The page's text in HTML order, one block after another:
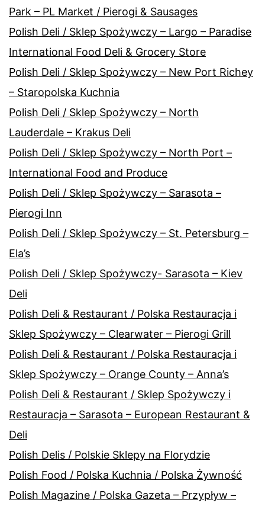
Park – PL Market / Pierogi & Sausages
Polish Deli / Sklep Spożywczy – Largo – Paradise
International Food Deli & Grocery Store
Polish Deli / Sklep Spożywczy – New Port Richey
– Staropolska Kuchnia
Polish Deli / Sklep Spożywczy – North
Lauderdale – Krakus Deli
Polish Deli / Sklep Spożywczy – North Port –
International Food and Produce
Polish Deli / Sklep Spożywczy – Sarasota –
Pierogi Inn
Polish Deli / Sklep Spożywczy – St. Petersburg –
Ela’s
Polish Deli / Sklep Spożywczy- Sarasota – Kiev
Deli
Polish Deli & Restaurant / Polska Restauracja i
Sklep Spożywczy – Clearwater – Pierogi Grill
Polish Deli & Restaurant / Polska Restauracja i
Sklep Spożywczy – Orange County – Anna’s
Polish Deli & Restaurant / Sklep Spożywczy i
Restauracja – Sarasota – European Restaurant &
Deli
Polish Delis / Polskie Sklepy na Florydzie
Polish Food / Polska Kuchnia / Polska Żywność
Polish Magazine / Polska Gazeta – Przypływ –